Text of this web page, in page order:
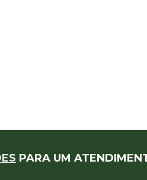
PARA UM